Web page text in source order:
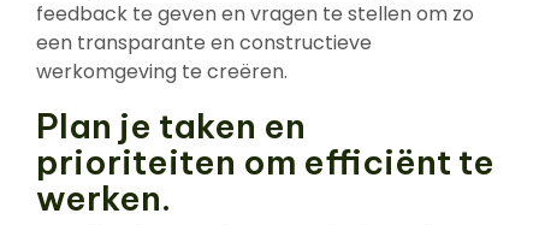
feedback te geven en vragen te stellen om zo
een transparante en constructieve
werkomgeving te creëren.
Plan je taken en
prioriteiten om efficiënt te
werken.